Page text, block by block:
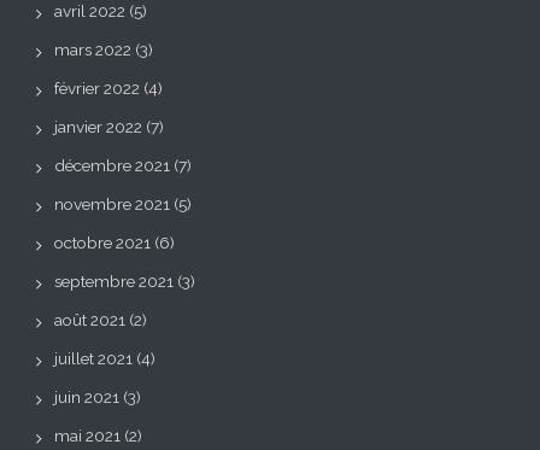
avril 2022 (5)
mars 2022 (3)
février 2022 (4)
janvier 2022 (7)
décembre 2021 (7)
novembre 2021 (5)
octobre 2021 (6)
septembre 2021 (3)
août 2021 (2)
juillet 2021 (4)
juin 2021 (3)
mai 2021 (2)